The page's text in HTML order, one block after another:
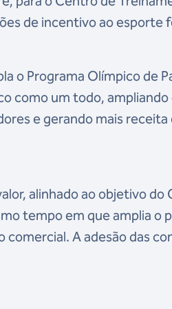
de incentivo ao esporte
o Programa Olímpico de
como um todo,
e gerando mais receita
alinhado ao objetivo do
tempo em que amplia o
A adesão das